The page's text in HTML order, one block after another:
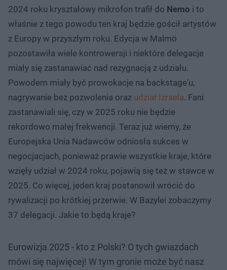
2024 roku kryształowy mikrofon trafił do Nemo i to
właśnie z tego powodu ten kraj będzie gościł artystów
z Europy w przyszłym roku. Edycja w Malmö
pozostawiła wiele kontrowersji i niektóre delegacje
miały się zastanawiać nad rezygnacją z udziału.
Powodem miały być prowokacje na backstage'u,
nagrywanie bez pozwolenia oraz udział Izraela. Fani
zastanawiali się, czy w 2025 roku nie będzie
rekordowo małej frekwencji. Teraz już wiemy, że
Europejska Unia Nadawców odniosła sukces w
negocjacjach, ponieważ prawie wszystkie kraje, które
wzięły udział w 2024 roku, pojawią się też w stawce w
2025. Co więcej, jeden kraj postanowił wrócić do
rywalizacji po krótkiej przerwie. W Bazylei zobaczymy
37 delegacji. Jakie to będą kraje?
Eurowizja 2025 - kto z Polski? O tych gwiazdach
mówi się najwięcej! W tym gronie może być nasz